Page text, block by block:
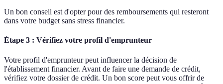
Un bon conseil est d'opter pour des remboursements qui resteront
dans votre budget sans stress financier.
Étape 3 : Vérifiez votre profil d'emprunteur
Votre profil d'emprunteur peut influencer la décision de
l'établissement financier. Avant de faire une demande de crédit,
vérifiez votre dossier de crédit. Un bon score peut vous offrir de